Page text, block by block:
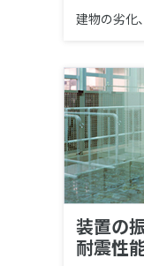
建物の劣化
装置の
耐震性